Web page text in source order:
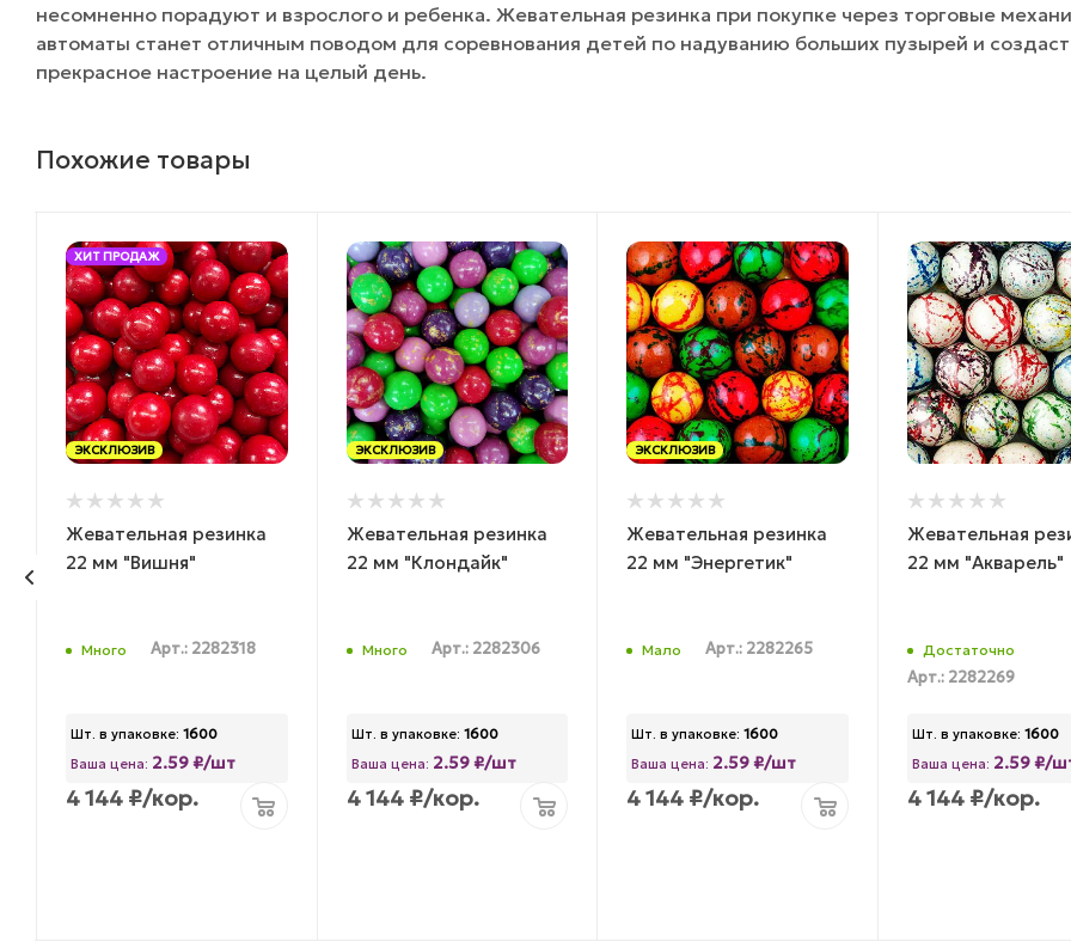
несомненно порадуют и взрослого и ребенка. Жевательная резинка при покупке через торговые
автоматы станет отличным поводом для соревнования детей по надуванию больших пузырей и создаст
прекрасное настроение на целый день.
Похожие товары
ХИТ ПРОДАЖ
ЭКСКЛЮЗИВ
Жевательная резинка
22 мм "Вишня"
Много Арт.: 2282318
Шт. в упаковке: 1600
Ваша цена: 2.59 ₽/шт
4 144₽/кор.
ЭКСКЛЮЗИВ
Жевательная резинка
22 мм "Клондайк"
Много Арт.: 2282306
Шт. в упаковке: 1600
Ваша цена: 2.59 ₽/шт
4 144₽/кор.
ЭКСКЛЮЗИВ
Жевательная резинка
22 мм "Энергетик"
Мало Арт.: 2282265
Шт. в упаковке: 1600
Ваша цена: 2.59 ₽/шт
4 144 ₽/кор.
Жевательная
22 мм "Акварель"
Достаточно
Арт.: 2282269
Шт. в упаковке: 1600
Ваша цена: 2.59 ₽/
4 144 ₽/кор.